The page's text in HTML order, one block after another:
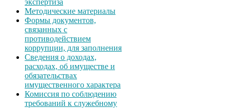
Методические материалы
Формы документов,
связанных с
противодействием
коррупции, для заполнения
Сведения о доходах,
расходах, об имуществе и
обязательствах
имущественного характера
Комиссия по соблюдению
требований к служебному